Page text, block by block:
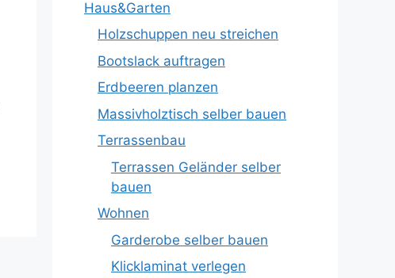
Haus&Garten
Holzschuppen neu streichen
Bootslack auftragen
Erdbeeren planzen
Massivholztisch selber bauen
Terrassenbau
Terrassen Geländer selber
bauen
Wohnen
Garderobe selber bauen
Klicklaminat verlegen